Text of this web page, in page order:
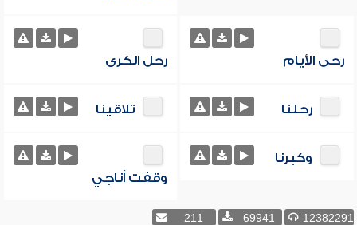
رحى الأيام رحل الكرى
رحلنا تلاقينا
وكبرنا
وقفت أناجي
12382291
69941
211